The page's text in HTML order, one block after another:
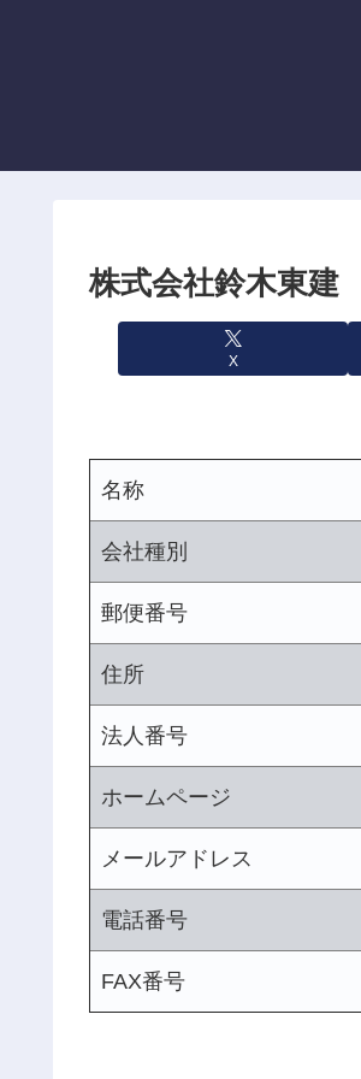
株式会社鈴木東建
X
名称
会社種別
郵便番号
住所
法人番号
ホームページ
メールアドレス
電話番号
FAX番号